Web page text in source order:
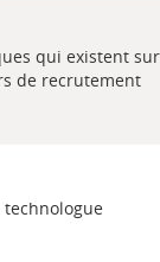
qui existent sur
de recrutement
technologue